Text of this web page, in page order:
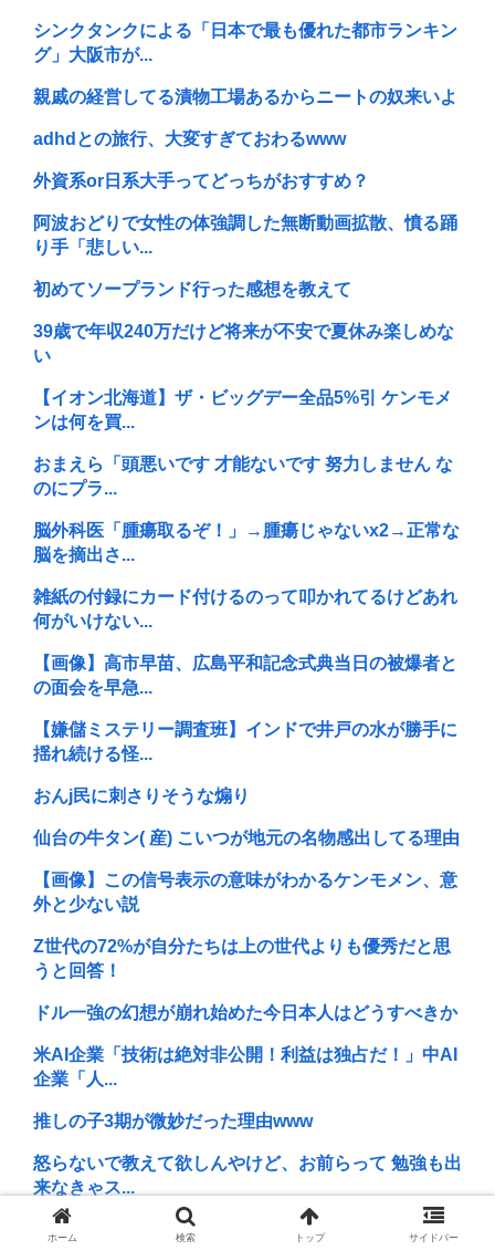
シンクタンクによる「日本で最も優れた都市ランキン
グ」大阪市が...
親戚の経営してる漬物工場あるからニートの奴来いよ
adhdとの旅行、大変すぎておわるwww
外資系or日系大手ってどっちがおすすめ？
阿波おどりで女性の体強調した無断動画拡散、憤る踊
り手「悲しい...
初めてソープランド行った感想を教えて
39歳で年収240万だけど将来が不安で夏休み楽しめな
い
【イオン北海道】ザ・ビッグデー全品5%引 ケンモメ
ンは何を買...
おまえら「頭悪いです 才能ないです 努力しません な
のにプラ...
脳外科医「腫瘍取るぞ！」→腫瘍じゃないx2→正常な
脳を摘出さ...
雑紙の付録にカード付けるのって叩かれてるけどあれ
何がいけない...
【画像】高市早苗、広島平和記念式典当日の被爆者と
の面会を早急...
【嫌儲ミステリー調査班】インドで井戸の水が勝手に
揺れ続ける怪...
おんj民に刺さりそうな煽り
仙台の牛タン( 産) こいつが地元の名物感出してる理由
【画像】この信号表示の意味がわかるケンモメン、意
外と少ない説
Z世代の72%が自分たちは上の世代よりも優秀だと思
うと回答！
ドル一強の幻想が崩れ始めた今日本人はどうすべきか
米AI企業「技術は絶対非公開！利益は独占だ！」中AI
企業「人...
推しの子3期が微妙だった理由www
怒らないで教えて欲しんやけど、お前らって 勉強も出
来なきゃス...
ケンモメンはパンティーとかソックスはどのタイミン
ホーム 検索 トップ サイドバー